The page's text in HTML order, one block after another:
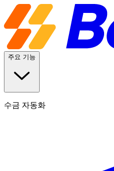
주요 기능
수금 자동화